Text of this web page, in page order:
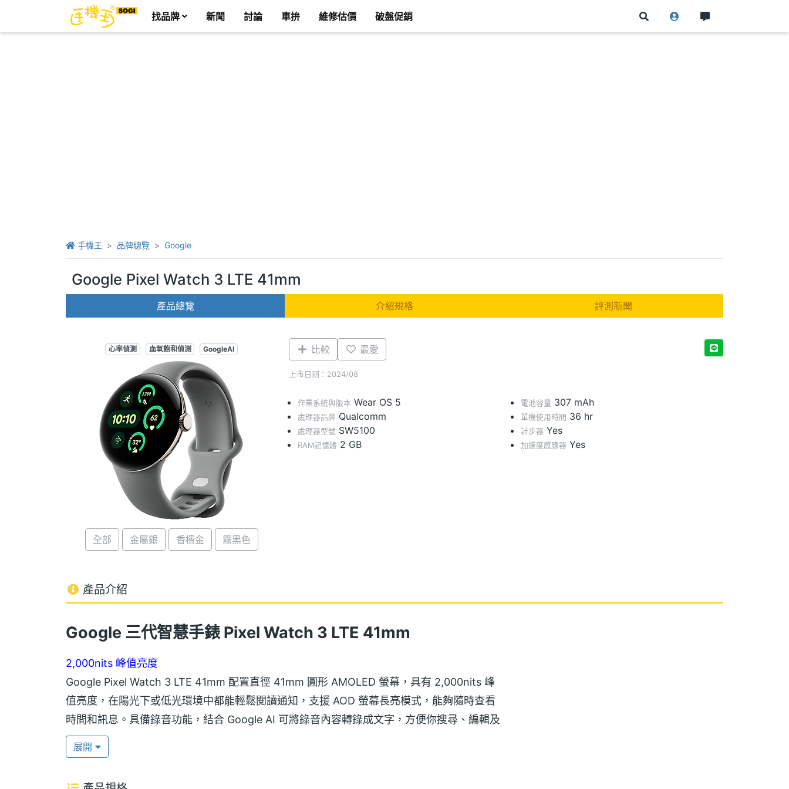
找品牌 新聞 討論 車拚 維修估價 破盤促銷
手機王 品牌總覽 Google
Google Pixel Watch 3 LTE 41mm
產品總覽 介紹規格 評測新聞
心率偵測 血氧飽和偵測 GoogleAI
全部 金屬銀 香檳金 霧黑色
比較 最愛
上市日期：2024/08
作業系統與版本 Wear OS 5
處理器品牌 Qualcomm
處理器型號 SW5100
RAM記憶體 2 GB
電池容量 307 mAh
單機使用時間 36 hr
計步器 Yes
加速度感應器 Yes
產品介紹
Google 三代智慧手錶 Pixel Watch 3 LTE 41mm
2,000nits 峰值亮度
Google Pixel Watch 3 LTE 41mm 配置直徑 41mm 圓形 AMOLED 螢幕，具有 2,000nits 峰
值亮度，在陽光下或低光環境中都能輕鬆閱讀通知，支援 AOD 螢幕長亮模式，能夠隨時查看
時間和訊息。具備錄音功能，結合 Google AI 可將錄音內容轉錄成文字，方便你搜尋、編輯及
分享，以及搭配 Pixel 系列手機，可控制相機拍攝模式、控制 Google TV。
展開